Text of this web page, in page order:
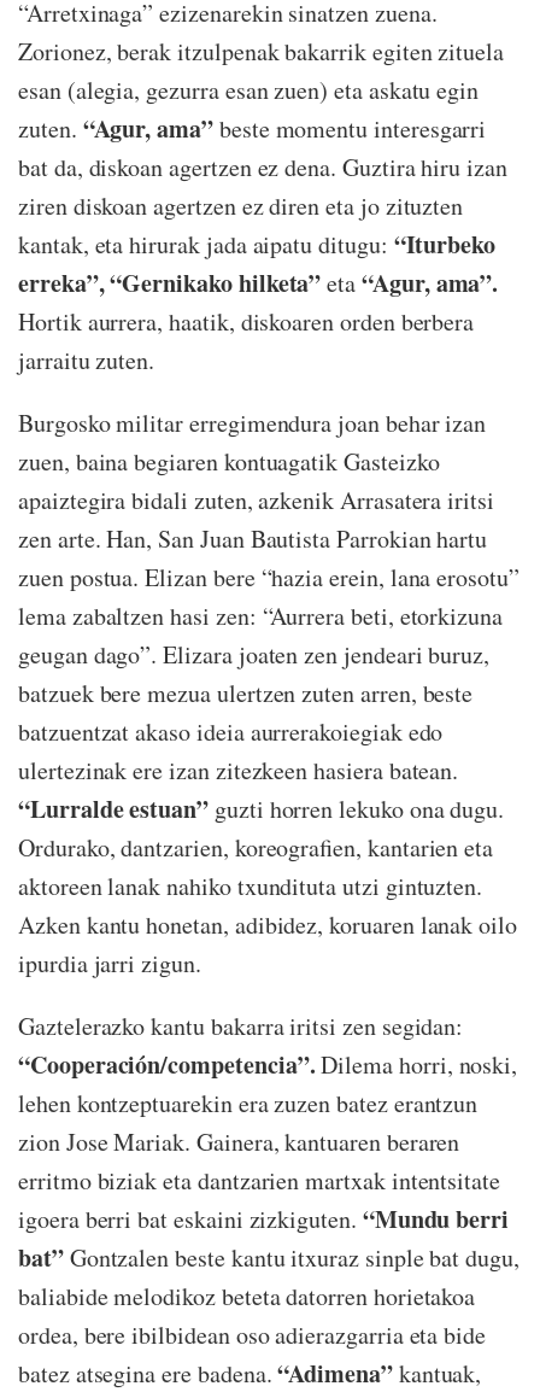
“Arretxinaga” ezizenarekin sinatzen zuena.
Zorionez, berak itzulpenak bakarrik egiten zituela
esan (alegia, gezurra esan zuen) eta askatu egin
zuten. “Agur, ama”beste momentu interesgarri
bat da, diskoan agertzen ez dena. Guztira hiru izan
ziren diskoan agertzen ez diren eta jo zituzten
kantak, eta hirurak jada aipatu ditugu: “Iturbeko
erreka”, “Gernikako hilketa”eta“Agur, ama”.
Hortik aurrera, haatik, diskoaren orden berbera
jarraitu zuten.
Burgosko militar erregimendura joan behar izan
zuen, baina begiaren kontuagatik Gasteizko
apaiztegira bidali zuten, azkenik Arrasatera iritsi
zen arte. Han, San Juan Bautista Parrokian hartu
zuen postua. Elizan bere “hazia erein, lana erosotu”
lema zabaltzen hasi zen: “Aurrera beti, etorkizuna
geugan dago”. Elizara joaten zen jendeari buruz,
batzuek bere mezua ulertzen zuten arren, beste
batzuentzat akaso ideia aurrerakoiegiak edo
ulertezinak ere izan zitezkeen hasiera batean.
“Lurralde estuan”guzti horren lekuko ona dugu.
Ordurako, dantzarien, koreografien, kantarien eta
aktoreen lanak nahiko txundituta utzi gintuzten.
Azken kantu honetan, adibidez, koruaren lanak oilo
ipurdia jarri zigun.
Gaztelerazko kantu bakarra iritsi zen segidan:
“Cooperación/competencia”.Dilema horri, noski,
lehen kontzeptuarekin era zuzen batez erantzun
zion Jose Mariak. Gainera, kantuaren beraren
erritmo biziak eta dantzarien martxak intentsitate
igoera berri bat eskaini zizkiguten. “Mundu berri
bat”Gontzalen beste kantu itxuraz sinple bat dugu,
baliabide melodikoz beteta datorren horietakoa
ordea, bere ibilbidean oso adierazgarria eta bide
batez atsegina ere badena.“Adimena”kantuak,